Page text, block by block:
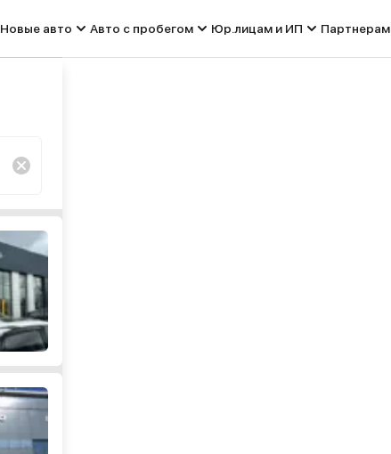
Новые авто Авто с пробегом Юр.лицам и ИП Партнерам